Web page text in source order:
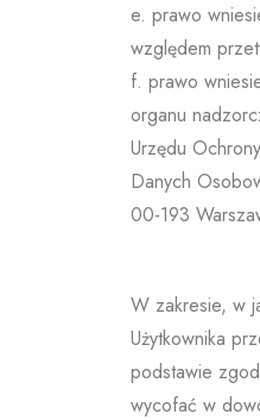
e. prawo
względem
f. prawo
organu
Urzędu Ochrony
Danych
00-193
W zakresie, w
Użytkownika
podstawie
wycofać w